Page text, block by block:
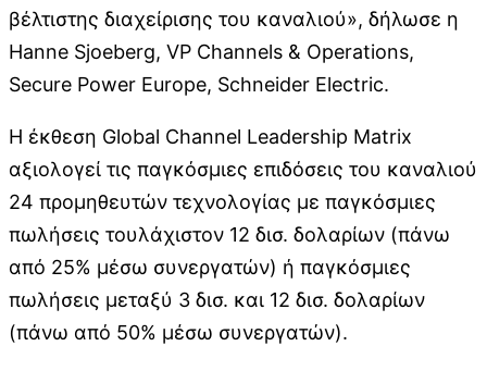
βέλτιστης διαχείρισης του καναλιού», δήλωσε η
Hanne Sjoeberg, VP Channels & Operations,
Secure Power Europe, Schneider Electric.
Η έκθεση Global Channel Leadership Matrix
αξιολογεί τις παγκόσμιες επιδόσεις του καναλιού
24 προμηθευτών τεχνολογίας με παγκόσμιες
πωλήσεις τουλάχιστον 12 δισ. δολαρίων (πάνω
από 25% μέσω συνεργατών) ή παγκόσμιες
πωλήσεις μεταξύ 3 δισ. και 12 δισ. δολαρίων
(πάνω από 50% μέσω συνεργατών).